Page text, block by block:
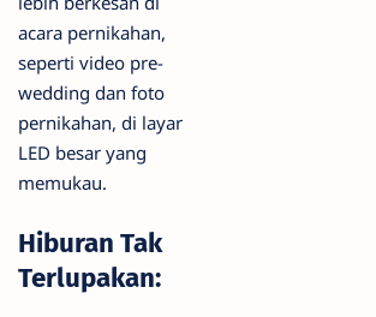
acara pernikahan,
seperti video pre-
wedding dan foto
pernikahan, di layar
LED besar yang
memukau.
Hiburan Tak
Terlupakan: